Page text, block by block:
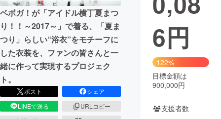
まちづくり・地域活性化
CAMPFIRE for Social Good
CAMPFIRE Creation
CAMPFIREふるさと納税
コミュニティ
ベボガ！が「アイドル横丁夏まつ
り！！～2017～」で着る、「夏ま
つり」らしい“浴衣”をモチーフに
した衣装を、ファンの皆さんと一
緒に作って実現するプロジェク
ト。
ポスト
シェア
LINEで送る
URLコピー
6円
122%
目標金額は
900,000円
支援者数